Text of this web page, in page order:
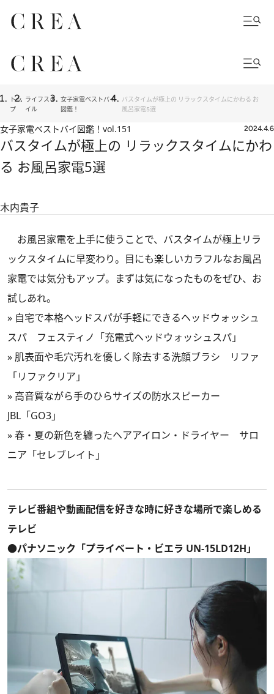
トッ
プ
ライフスタ
イル
女子家電ベストバイ
図鑑！
バスタイムが極上の リラックスタイムにかわる お
風呂家電5選
女子家電ベストバイ図鑑！ vol.151 2024.4.6
バスタイムが極上の リラックスタイムにかわ
る お風呂家電5選
木内貴子
お風呂家電を上手に使うことで、バスタイムが極上リラ
ックスタイムに早変わり。目にも楽しいカラフルなお風呂
家電では気分もアップ。まずは気になったものをぜひ、お
試しあれ。
» 自宅で本格ヘッドスパが手軽にできるヘッドウォッシュ
スパ フェスティノ「充電式ヘッドウォッシュスパ」
» 肌表面や毛穴汚れを優しく除去する洗顔ブラシ リファ
「リファクリア」
» 高音質ながら手のひらサイズの防水スピーカー
JBL「GO3」
»春・夏の新色を纏ったヘアアイロン・ドライヤー サロ
ニア「セレブレイト」
テレビ番組や動画配信を好きな時に好きな場所で楽しめる
テレビ
●パナソニック「プライベート・ビエラ UN-15LD12H」